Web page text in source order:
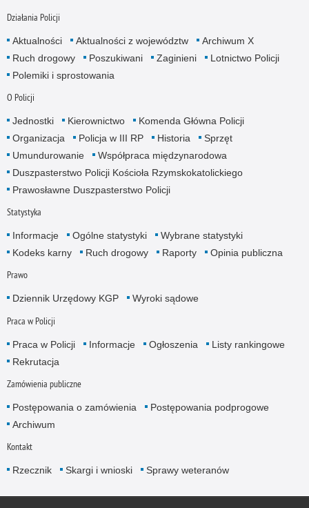
Działania Policji
Aktualności Aktualności z województw
Archiwum X
Ruch drogowy
Poszukiwani Zaginieni
Lotnictwo Policji
Polemiki i sprostowania
O Policji
Jednostki Kierownictwo
Komenda Główna Policji
Organizacja
Policja w III RP Historia
Sprzęt
Umundurowanie
Współpraca międzynarodowa
Duszpasterstwo Policji Kościoła Rzymskokatolickiego
Prawosławne Duszpasterstwo Policji
Statystyka
Informacje Ogólne statystyki
Wybrane statystyki
Kodeks karny
Ruch drogowy Raporty Opinia publiczna
Prawo
Dziennik Urzędowy KGP Wyroki sądowe
Praca w Policji
Praca w Policji Informacje Ogłoszenia
Listy rankingowe
Rekrutacja
Zamówienia publiczne
Postępowania o zamówienia
Postępowania podprogowe
Archiwum
Kontakt
Rzecznik Skargi i wnioski Sprawy weteranów